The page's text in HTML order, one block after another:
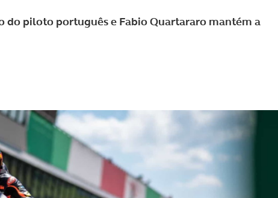
do piloto português e Fabio Quartararo mantém a